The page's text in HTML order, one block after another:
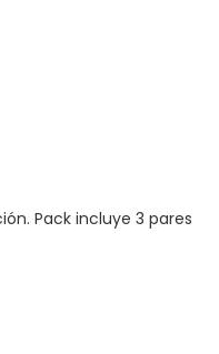
Pack incluye 3 pares